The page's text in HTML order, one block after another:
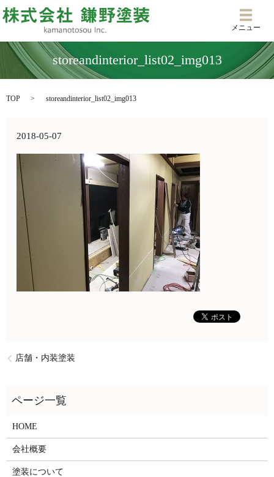
メニ
メニュー
storeandinterior_list02_img013
TOP storeandinterior_list02_img013
2018-05-07
店舗・内装塗装
HOME
会社概要
塗装について